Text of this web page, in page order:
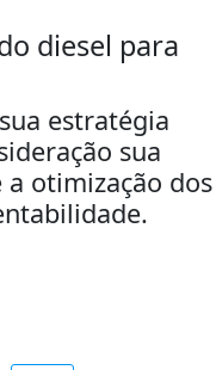
diesel para
estratégia
sua
otimização dos